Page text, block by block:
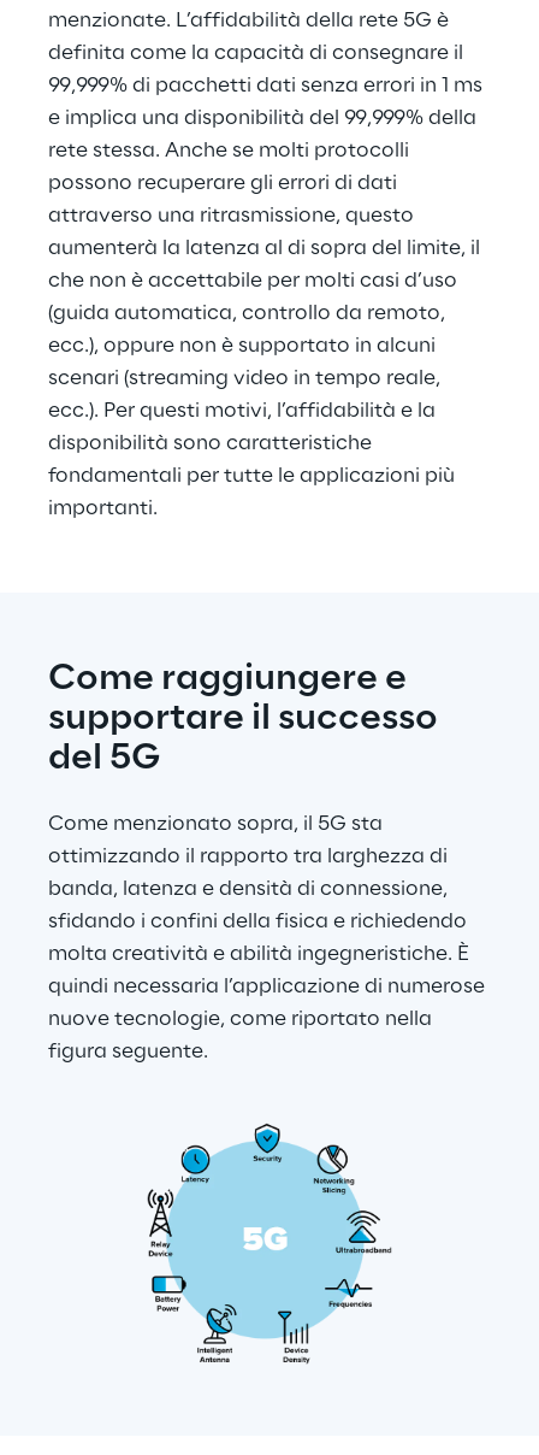
menzionate. L’affidabilità della rete 5G è
definita come la capacità di consegnare il
99,999% di pacchetti dati senza errori in 1 ms
e implica una disponibilità del 99,999% della
rete stessa. Anche se molti protocolli
possono recuperare gli errori di dati
attraverso una ritrasmissione, questo
aumenterà la latenza al di sopra del limite, il
che non è accettabile per molti casi d’uso
(guida automatica, controllo da remoto,
ecc.), oppure non è supportato in alcuni
scenari (streaming video in tempo reale,
ecc.). Per questi motivi, l’affidabilità e la
disponibilità sono caratteristiche
fondamentali per tutte le applicazioni più
importanti.
Come raggiungere e
supportare il successo
del 5G
Come menzionato sopra, il 5G sta
ottimizzando il rapporto tra larghezza di
banda, latenza e densità di connessione,
sfidando i confini della fisica e richiedendo
molta creatività e abilità ingegneristiche. È
quindi necessaria l’applicazione di numerose
nuove tecnologie, come riportato nella
figura seguente.